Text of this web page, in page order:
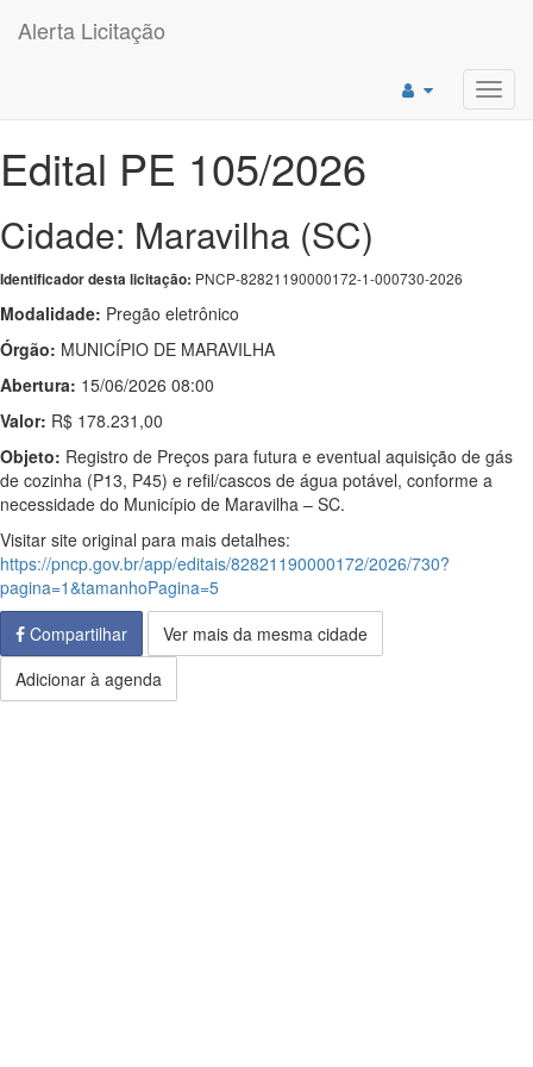
Alerta Licitação
Edital PE 105/2026
Cidade: Maravilha (SC)
Identificador desta licitação: PNCP-82821190000172-1-000730-2026
Modalidade: Pregão eletrônico
Órgão: MUNICÍPIO DE MARAVILHA
Abertura: 15/06/2026 08:00
Valor: R$ 178.231,00
Objeto: Registro de Preços para futura e eventual aquisição de gás
de cozinha (P13, P45) e refil/cascos de água potável, conforme a
necessidade do Município de Maravilha – SC.
Visitar site original para mais detalhes:
https://pncp.gov.br/app/editais/82821190000172/2026/730?
pagina=1&tamanhoPagina=5
Compartilhar
Ver mais da mesma cidade
Adicionar à agenda